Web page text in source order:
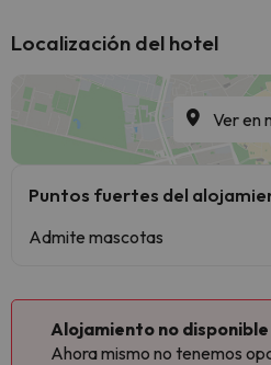
Localización del hotel
Ver en
Puntos fuertes del
Admite mascotas
Alojamiento no disponible
Ahora mismo no tenemos